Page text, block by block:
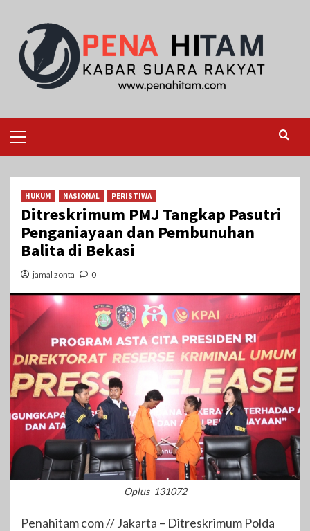
content
Menu
HUKUM NASIONAL PERISTIWA
Ditreskrimum PMJ Tangkap Pasutri
Penganiayaan dan Pembunuhan
Balita di Bekasi
jamal zonta 0
Oplus_131072
Penahitam com // Jakarta – Ditreskrimum Polda